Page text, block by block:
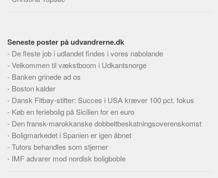
Seneste poster på udvandrerne.dk
- De fleste job i udlandet findes i vores nabolande
-Velkommen til vækstboom i Udkantsnorge
- Banken grinede ad os
- Boston kalder
- Dansk Fitbay-stifter: Succes i USA kræver 100 pct. fokus
- Køb en feriebolig på Sicilien for en euro
- Den fransk-marokkanske dobbeltbeskatningsoverenskomst
- Boligmarkedet i Spanien er igen åbnet
-Tutors behandles som stjerner
- IMF advarer mod nordisk boligboble